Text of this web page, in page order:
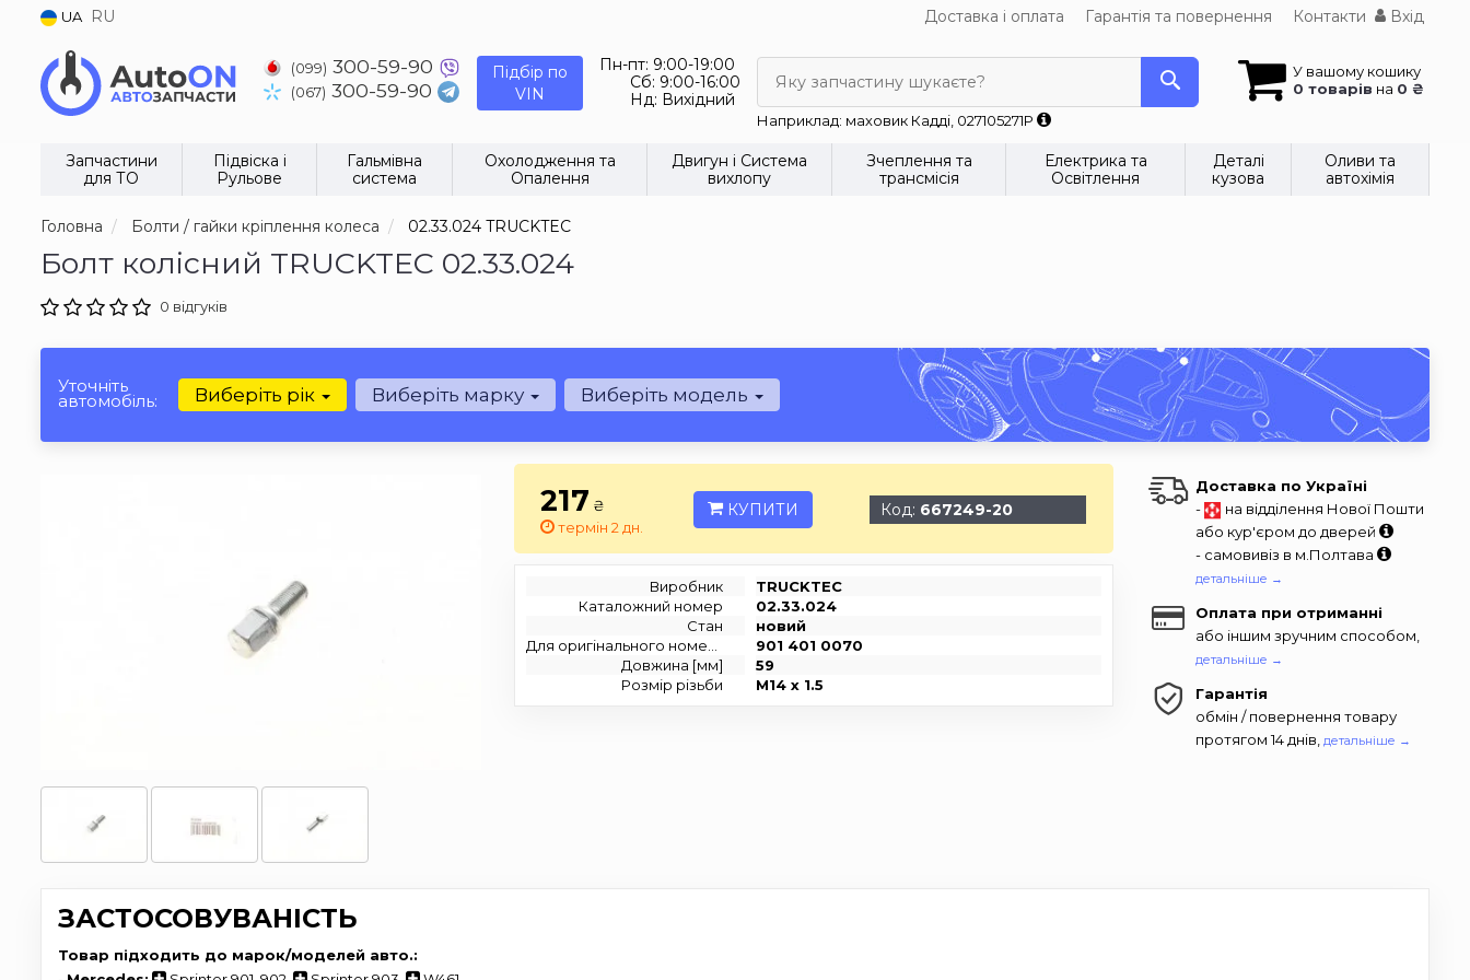
UA RU Доставка і оплата Гарантія та повернення Контакти Вхід
(099) 300-59-90
(067) 300-59-90
Підбір по
VIN
Пн-пт: 9:00-19:00
Сб: 9:00-16:00
Нд: Вихідний
У вашому кошику
0 товарів на 0 ₴
Яку запчастину шукаєте?
Наприклад: маховик Кадді, 027105271P
Запчастини
для ТО
Підвіска і
Рульове
Гальмівна
система
Охолодження та
Опалення
Двигун і Система
вихлопу
Зчеплення та
трансмісія
Електрика та
Освітлення
Деталі
кузова
Оливи та
автохімія
Головна Болти / гайки кріплення колеса 02.33.024 TRUCKTEC
Болт колісний TRUCKTEC 02.33.024
0 відгуків
Уточніть
автомобіль: Виберіть рік Виберіть марку Виберіть модель
217 ₴
термін 2 дн.
КУПИТИ Код: 667249-20
Виробник
TRUCKTEC
Каталожний номер
02.33.024
Стан
новий
901 401 0070
Довжина [мм]
59
Розмір різьби
M14 x 1.5
Доставка по Україні
-
на відділення Нової Пошти
або кур'єром до дверей
- самовивіз в м.Полтава
детальніше →
Оплата при отриманні
або іншим зручним способом,
детальніше →
Гарантія
обмін / повернення товару
протягом 14 днів, детальніше →
ЗАСТОСОВУВАНІСТЬ
Товар підходить до марок/моделей авто.: